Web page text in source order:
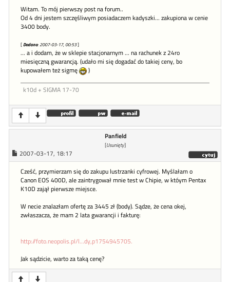
Witam. To mój pierwszy post na forum..
Od 4 dni jestem szczęśliwym posiadaczem kadyszki... zakupiona w cenie
3400 body.
[Dodano: 2007-03-17, 00:53]
... a i dodam, że w sklepie stacjonarnym ... na rachunek z 24ro
miesięczną gwarancją. (udało mi się dogadać do takiej ceny, bo
kupowałem też sigmę
)
k10d + SIGMA 17-70
Panfield
[Usunięty]
2007-03-17, 18:17
Cześć, przymierzam się do zakupu lustrzanki cyfrowej. Myślałam o
Canon EOS 400D, ale zaintrygował mnie test w Chipie, w któym Pentax
K10D zajął pierwsze miejsce.
W necie znalazłam ofertę za 3445 zł (body). Sądze, że cena okej,
zwłaszacza, że mam 2 lata gwarancji i fakturę:
http://foto.neopolis.pl/l...dy,p1754945705.
Jak sądzicie, warto za taką cenę?